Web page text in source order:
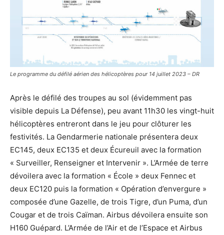
Le programme du défilé aérien des hélicoptères pour 14 juillet 2023 – DR
Après le défilé des troupes au sol (évidemment pas
visible depuis La Défense), peu avant 11h30 les vingt-huit
hélicoptères entreront dans le jeu pour clôturer les
festivités. La Gendarmerie nationale présentera deux
EC145, deux EC135 et deux Écureuil avec la formation
« Surveiller, Renseigner et Intervenir ». L’Armée de terre
dévoilera avec la formation « École » deux Fennec et
deux EC120 puis la formation « Opération d’envergure »
composée d’une Gazelle, de trois Tigre, d’un Puma, d’un
Cougar et de trois Caïman. Airbus dévoilera ensuite son
H160 Guépard. L’Armée de l’Air et de l’Espace et Airbus